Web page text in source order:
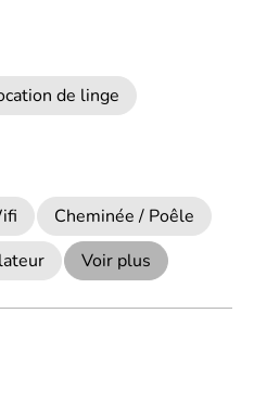
de linge
Cheminée / Poêle
Voir plus